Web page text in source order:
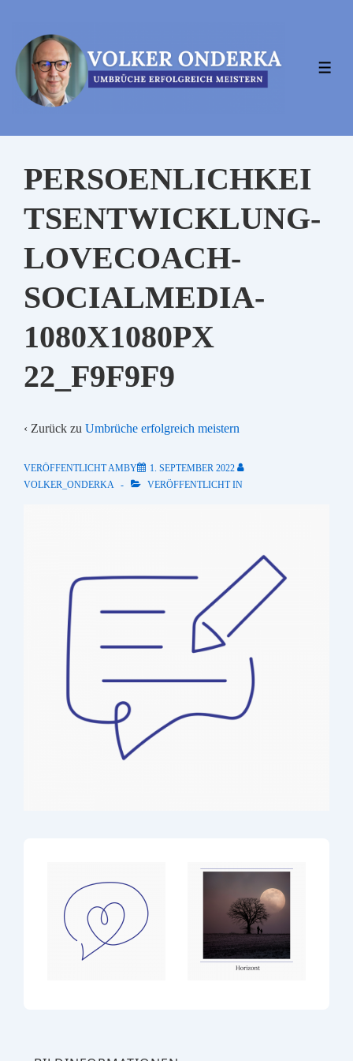
Inhalt
PERSOENLICHKEI
TSENTWICKLUNG-
LOVECOACH-
SOCIALMEDIA-
1080X1080PX
22_F9F9F9
‹ Zurück zu Umbrüche erfolgreich meistern
VERÖFFENTLICHT AMBY
1. SEPTEMBER 2022
VOLKER_ONDERKA
VERÖFFENTLICHT IN